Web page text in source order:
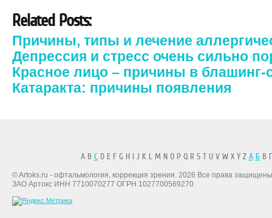
Related Posts:
Причины, типы и лечение
Депрессия и стресс очень сильно
Красное лицо – причины в блашинг-
Катаракта: причины появления
A B CD E F G H I J K L M N O P Q R S T U V W X Y Z А БВ
© Artoks.ru - офтальмология, коррекция зрения. 2026 Все права
ЗАО Артокс ИНН 7710070277 ОГРН 1027700569270